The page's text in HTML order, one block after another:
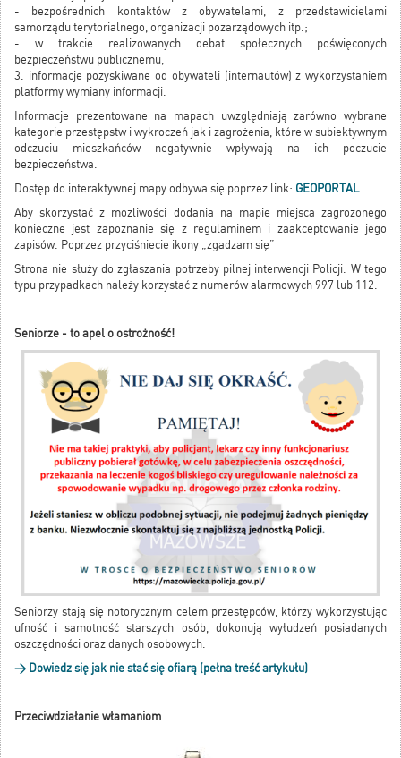
- bezpośrednich kontaktów z obywatelami, z przedstawicielami
samorządu terytorialnego, organizacji pozarządowych itp.;
- w trakcie realizowanych debat społecznych poświęconych
bezpieczeństwu publicznemu,
3. informacje pozyskiwane od obywateli (internautów) z wykorzystaniem
platformy wymiany informacji.
Informacje prezentowane na mapach uwzględniają zarówno wybrane
kategorie przestępstw i wykroczeń jak i zagrożenia, które w subiektywnym
odczuciu mieszkańców negatywnie wpływają na ich poczucie
bezpieczeństwa.
Dostęp do interaktywnej mapy odbywa się poprzez link: GEOPORTAL
Aby skorzystać z możliwości dodania na mapie miejsca zagrożonego
konieczne jest zapoznanie się z regulaminem i zaakceptowanie jego
zapisów. Poprzez przyciśniecie ikony „zgadzam się”
Strona nie służy do zgłaszania potrzeby pilnej interwencji Policji. W tego
typu przypadkach należy korzystać z numerów alarmowych 997 lub 112.
Seniorze - to apel o ostrożność!
Seniorzy stają się notorycznym celem przestępców, którzy wykorzystując
ufność i samotność starszych osób, dokonują wyłudzeń posiadanych
oszczędności oraz danych osobowych.
> Dowiedz się jak nie stać się ofiarą (pełna treść artykułu)
Przeciwdziałanie włamaniom